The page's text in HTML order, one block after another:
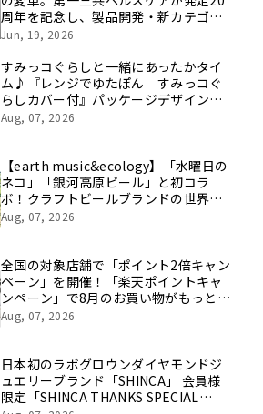
周年を記念し、製品開発・新カテゴリ
挑戦の舞台や旧社統合時のエピソード
像を公開！
Jun, 19, 2026
すみっコぐらしと一緒にあったかタイ
ム♪『レンジでゆたぽん すみっコぐ
らしカバー付』パッケージデザインリ
ニューアル
Aug, 07, 2026
【earth music&ecology】「水曜日の
ネコ」「銀河高原ビール」と初コラ
ボ！クラフトビールブランドの世界観
を表現したアイテムが8月8日(土)発売
Aug, 07, 2026
全国の対象店舗で「ポイント2倍キャン
ペーン」を開催！「楽天ポイントキャ
ンペーン」で8月のお買い物がもっとお
得に！
Aug, 07, 2026
日本初のラボグロウンダイヤモンドジ
ュエリーブランド「SHINCA」 会員様
限定「SHINCA THANKS SPECIAL